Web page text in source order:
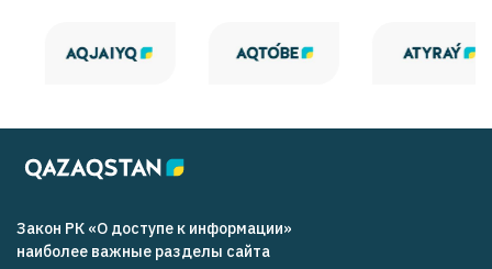
Закон РК «О доступе к информации»
наиболее важные разделы сайта